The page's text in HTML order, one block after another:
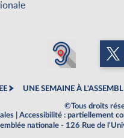
UNE SEMAINE À
©Tous droits
Accessibilité : partiellement
nationale - 126 Rue de